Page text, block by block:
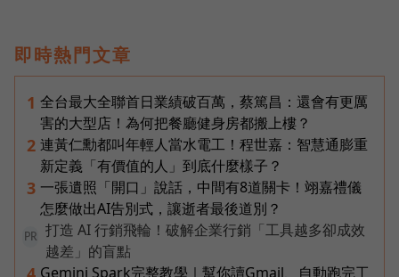
即時熱門文章
1 全台最大全聯首日業績破百萬，蔡篤昌：還會有更厲
害的大型店！為何把餐廳健身房都搬上樓？
2 連黃仁勳都叫年輕人當水電工！程世嘉：智慧通膨重
新定義「有價值的人」到底什麼樣子？
3 一張遺照「開口」說話，中間有8道關卡！翊嘉禮儀
怎麼做出AI告別式，讓逝者最後道別？
PR
打造 AI 行銷飛輪！破解企業行銷「工具越多卻成效
越差」的盲點
Gemini Spark完整教學｜幫你讀Gmail、自動跑完工